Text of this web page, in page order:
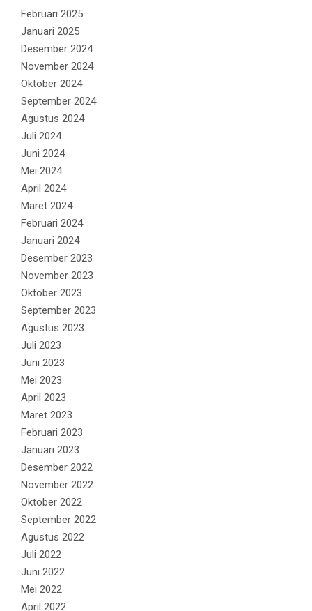
Februari 2025
Januari 2025
Desember 2024
November 2024
Oktober 2024
September 2024
Agustus 2024
Juli 2024
Juni 2024
Mei 2024
April 2024
Maret 2024
Februari 2024
Januari 2024
Desember 2023
November 2023
Oktober 2023
September 2023
Agustus 2023
Juli 2023
Juni 2023
Mei 2023
April 2023
Maret 2023
Februari 2023
Januari 2023
Desember 2022
November 2022
Oktober 2022
September 2022
Agustus 2022
Juli 2022
Juni 2022
Mei 2022
April 2022